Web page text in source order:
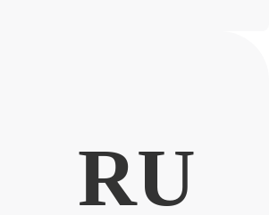
RU